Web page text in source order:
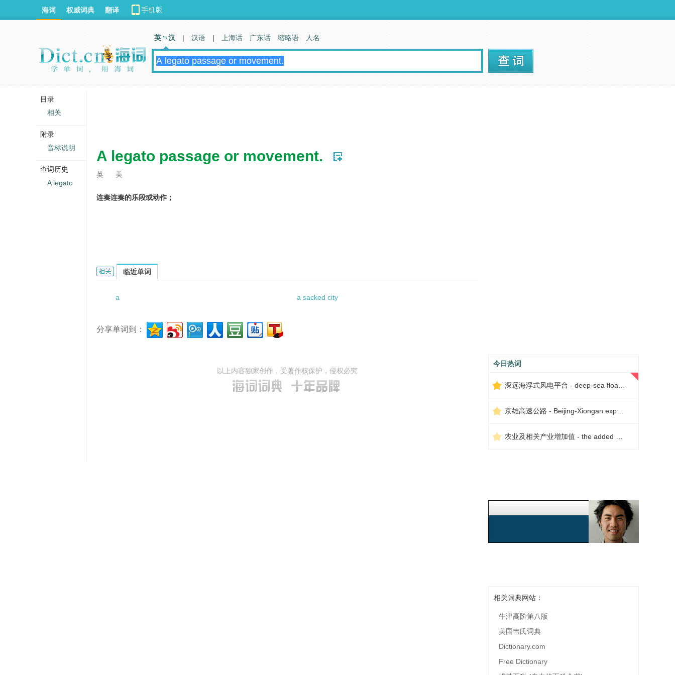
A legato passage or movement.
英 美
连奏连奏的乐段或动作；
A legato passage or movement.的相关资料：
临近单词
a a sacked city
分享单词到：
以上内容独家创作，受著作权保护，侵权必究
今日热词
相关词典网站：
牛津高阶第八版
美国韦氏词典
Dictionary.com
Free Dictionary
海词 权威词典 翻译
英 汉 | 汉语 | 上海话 广东话 缩略语 人名
目录
相关
附录
音标说明
查词历史
A legato